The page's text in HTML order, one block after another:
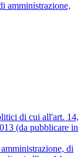
amministrazione,
di cui all'art. 14,
(da pubblicare in
di